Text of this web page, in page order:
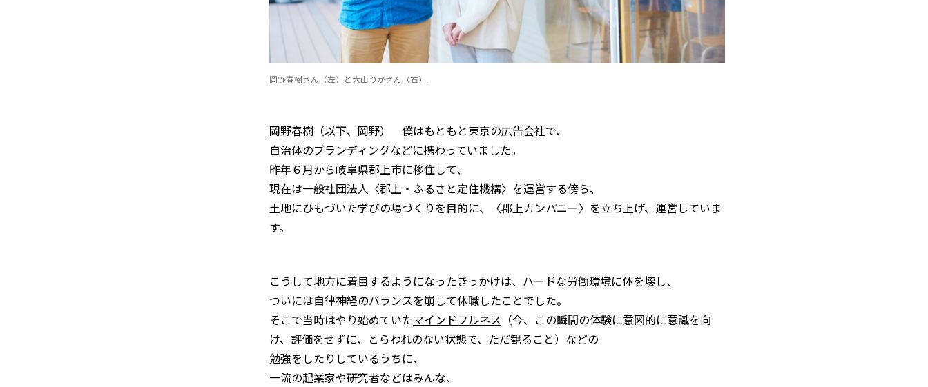
岡野春樹さん（左）と大山りかさん（右）。
岡野春樹（以下、岡野） 僕はもともと東京の広告会社で、
自治体のブランディングなどに携わっていました。
昨年６月から岐阜県郡上市に移住して、
現在は一般社団法人〈郡上・ふるさと定住機構〉を運営する傍ら、
土地にひもづいた学びの場づくりを目的に、〈郡上カンパニー〉を立ち上げ、運営していま
す。
こうして地方に着目するようになったきっかけは、ハードな労働環境に体を壊し、
ついには自律神経のバランスを崩して休職したことでした。
そこで当時はやり始めていたマインドフルネス （今、この瞬間の体験に意図的に意識を向
け、評価をせずに、とらわれのない状態で、ただ観ること）などの
勉強をしたりしているうちに、
一流の起業家や研究者などはみんな、